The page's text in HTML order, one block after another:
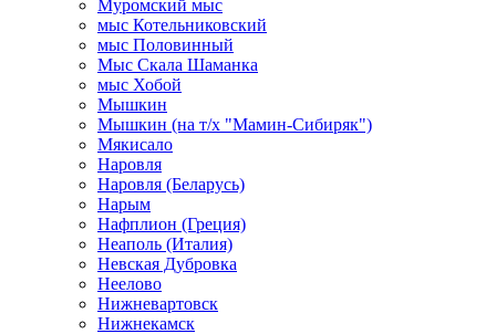
Муромский мыс
мыс Котельниковский
мыс Половинный
Мыс Скала Шаманка
мыс Хобой
Мышкин
Мышкин (на т/х "Мамин-Сибиряк")
Мякисало
Наровля
Наровля (Беларусь)
Нарым
Нафплион (Греция)
Неаполь (Италия)
Невская Дубровка
Неелово
Нижневартовск
Нижнекамск